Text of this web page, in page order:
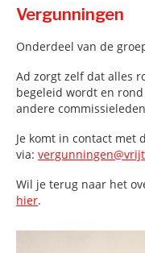
Vergunningen
Onderdeel van de
Ad zorgt zelf dat alles
begeleid wordt en
andere
Je komt in contact met
via:
Wil je terug naar het
hier.